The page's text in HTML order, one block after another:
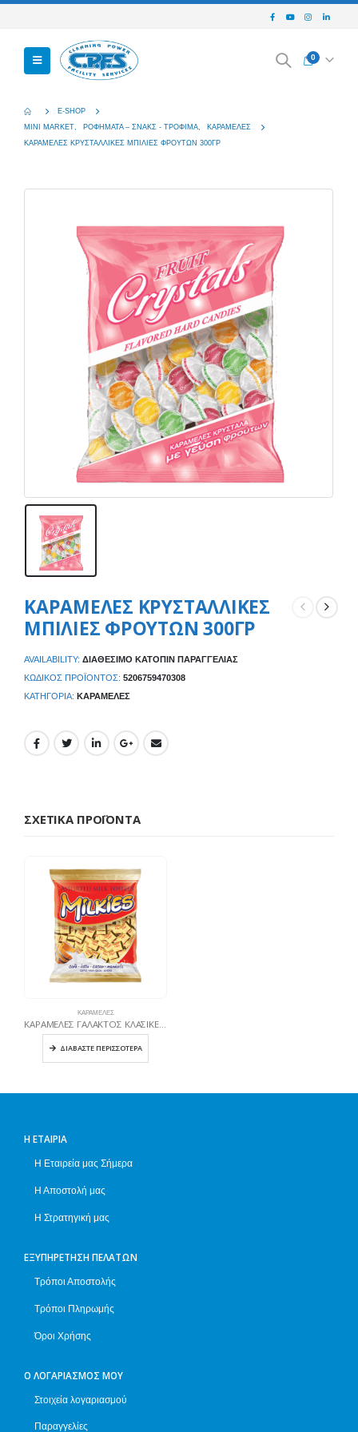
0
E-SHOP
MINI MARKET
ΡΟΦΉΜΑΤΑ – ΣΝΑΚΣ - ΤΡΌΦΙΜΑ
ΚΑΡΑΜΈΛΕΣ
ΚΑΡΑΜΕΛΕΣ ΚΡΥΣΤΑΛΛΙΚΕΣ ΜΠΙΛΙΕΣ ΦΡΟΥΤΩΝ 300ΓΡ
ΚΑΡΑΜΕΛΕΣ ΚΡΥΣΤΑΛΛΙΚΕΣ
ΜΠΙΛΙΕΣ ΦΡΟΥΤΩΝ 300ΓΡ
AVAILABILITY: ΔΙΑΘΈΣΙΜΟ ΚΑΤΌΠΙΝ ΠΑΡΑΓΓΕΛΊΑΣ
ΚΩΔΙΚΌΣ ΠΡΟΪΌΝΤΟΣ: 5206759470308
ΚΑΤΗΓΟΡΊΑ: ΚΑΡΑΜΈΛΕΣ
ΣΧΕΤΙΚΆ ΠΡΟΪΌΝΤΑ
ΚΑΡΑΜΈΛΕΣ
ΔΙΑΒΆΣΤΕ ΠΕΡΙΣΣΌΤΕΡΑ
Η ΕΤΑΙΡΊΑ
Η Εταιρεία μας Σήμερα
Η Αποστολή μας
Η Στρατηγική μας
ΕΞΥΠΗΡΈΤΗΣΗ ΠΕΛΑΤΏΝ
Τρόποι Αποστολής
Τρόποι Πληρωμής
Όροι Χρήσης
Ο ΛΟΓΑΡΙΑΣΜΌΣ ΜΟΥ
Στοιχεία λογαριασμού
Παραγγελίες